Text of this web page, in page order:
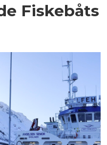
Fiskebåts